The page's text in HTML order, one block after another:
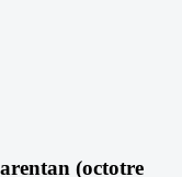
(octotre